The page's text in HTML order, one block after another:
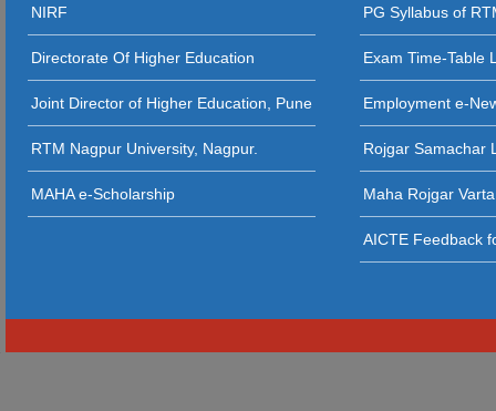
NIRF
Directorate Of Higher Education
Joint Director of Higher Education, Pune
RTM Nagpur University, Nagpur.
MAHA e-Scholarship
PG Syllabus of
Exam Time-Table
Employment e-
Rojgar Samachar
Maha Rojgar
AICTE Feedback
Jersey8633https://www.mlbjerseys.de/Padres-11-Youth-Yu-Darvish-Home-Replica-White-Jersey12390https://www.mlbjerseys.de/Mens-St-Louis-Cardinals-25-Blue-Dexter-